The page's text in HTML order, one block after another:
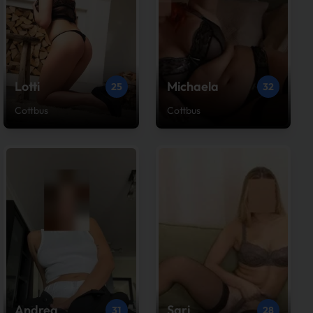
Lotti
25
Cottbus
Michaela
32
Cottbus
31
28